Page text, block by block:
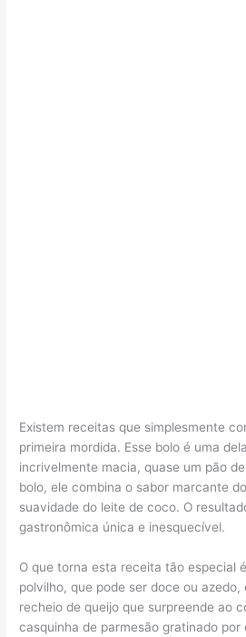
Existem receitas que simplesmente
primeira mordida. Esse bolo é uma
incrivelmente macia, quase um pão
bolo, ele combina o sabor marcante
suavidade do leite de coco. O
gastronômica única e inesquecível.
O que torna esta receita tão especial
polvilho, que pode ser doce ou azedo,
recheio de queijo que surpreende ao
casquinha de parmesão gratinado por